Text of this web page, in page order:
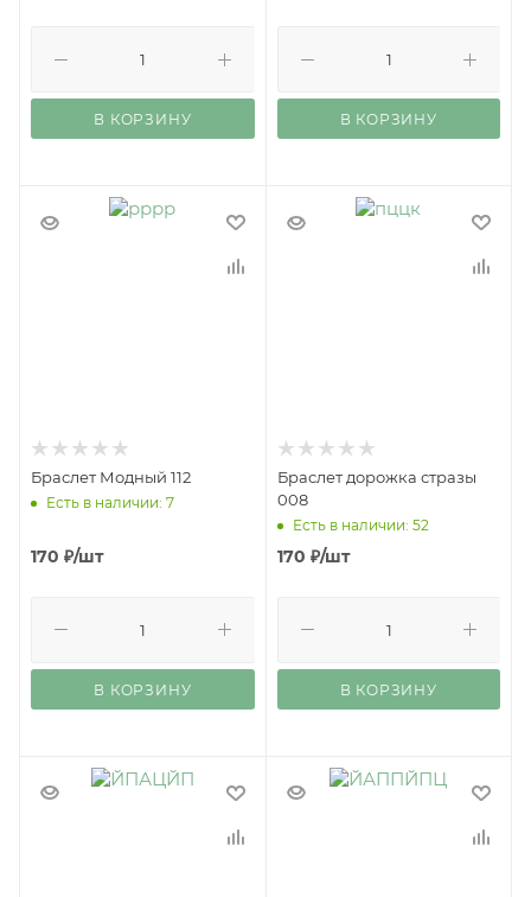
В КОРЗИНУ В КОРЗИНУ
Браслет Модный 112
Есть в наличии: 7
170 ₽/шт
В КОРЗИНУ
Браслет дорожка стразы
008
Есть в наличии: 52
170 ₽/шт
В КОРЗИНУ